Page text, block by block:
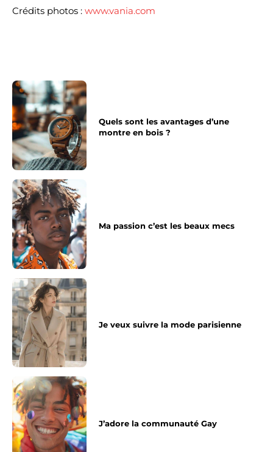
Crédits photos : www.vania.com
Quels sont les avantages d’une
montre en bois ?
Ma passion c’est les beaux mecs
Je veux suivre la mode parisienne
J’adore la communauté Gay